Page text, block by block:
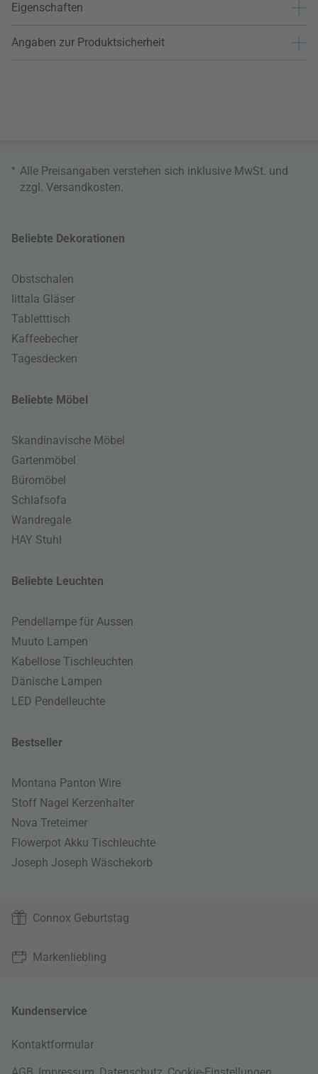
Eigenschaften
Angaben zur Produktsicherheit
* Alle Preisangaben verstehen sich inklusive MwSt. und
zzgl. Versandkosten
Beliebte Dekorationen
Obstschalen
Iittala Gläser
Tabletttisch
Kaffeebecher
Tagesdecken
Beliebte Möbel
Skandinavische Möbel
Gartenmöbel
Büromöbel
Schlafsofa
Wandregale
HAY Stuhl
Beliebte Leuchten
Pendellampe für Aussen
Muuto Lampen
Kabellose Tischleuchten
Dänische Lampen
LED Pendelleuchte
Bestseller
Montana Panton Wire
Stoff Nagel Kerzenhalter
Nova Treteimer
Flowerpot Akku Tischleuchte
Joseph Joseph Wäschekorb
Connox Geburtstag
Markenliebling
Kundenservice
Kontaktformular